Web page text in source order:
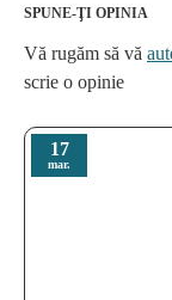
17
mar.
SPUNE-ŢI OPINIA
Vă rugăm să vă
scrie o opinie